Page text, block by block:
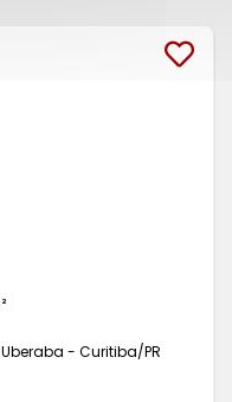
Uberaba - Curitiba/PR